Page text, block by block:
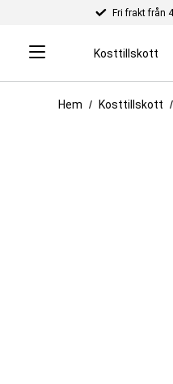
Fri frakt från
Kosttillskott
Hem Kosttillskott